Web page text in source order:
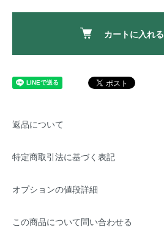
カートに入れる
返品について
特定商取引法に基づく表記
オプションの値段詳細
この商品について問い合わせる